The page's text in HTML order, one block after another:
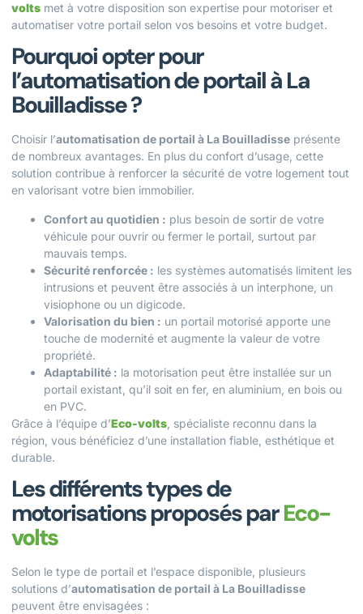
volts met à votre disposition son expertise pour motoriser et
automatiser votre portail selon vos besoins et votre budget.
Pourquoi opter pour
l’automatisation de portail à La
Bouilladisse ?
Choisir l’automatisation de portail à La Bouilladisse présente
de nombreux avantages. En plus du confort d’usage, cette
solution contribue à renforcer la sécurité de votre logement tout
en valorisant votre bien immobilier.
Confort au quotidien : plus besoin de sortir de votre
véhicule pour ouvrir ou fermer le portail, surtout par
mauvais temps.
Sécurité renforcée : les systèmes automatisés limitent les
intrusions et peuvent être associés à un interphone, un
visiophone ou un digicode.
Valorisation du bien : un portail motorisé apporte une
touche de modernité et augmente la valeur de votre
propriété.
Adaptabilité : la motorisation peut être installée sur un
portail existant, qu’il soit en fer, en aluminium, en bois ou
en PVC.
Grâce à l’équipe d’Eco-volts , spécialiste reconnu dans la
région, vous bénéficiez d’une installation fiable, esthétique et
durable.
Les différents types de
motorisations proposés parEco-
volts
Selon le type de portail et l’espace disponible, plusieurs
solutions d’automatisation de portail à La Bouilladisse
peuvent être envisagées :